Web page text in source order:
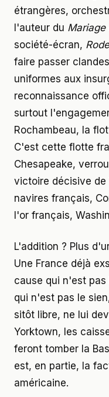
étrangères,
l'auteur du Mariage
société-écran,
faire passer
uniformes aux
reconnaissance
surtout
Rochambeau, la
C'est cette flotte
Chesapeake,
victoire décisive de
navires français,
l'or français,
L'addition ? Plus
Une France déjà
cause qui n'est
qui n'est pas le
sitôt libre, ne lui
Yorktown, les
feront tomber la
est, en partie, la
américaine.